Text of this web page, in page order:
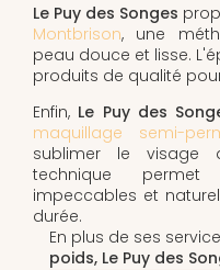
Le Puy des Songes
Montbrison, une
peau douce et lisse.
produits de qualité
Enfin, Le Puy des
maquillage semi-
sublimer le visage
technique
impeccables et
durée.
En plus de ses
poids, Le Puy des